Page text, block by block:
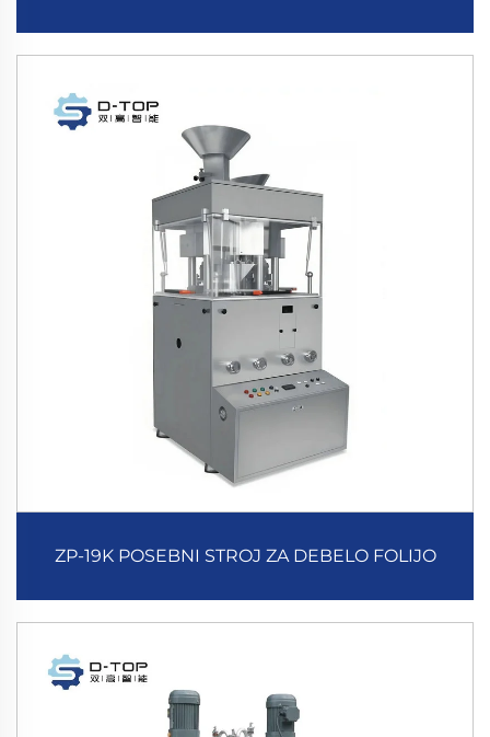
ZP-19K POSEBNI STROJ ZA DEBELO FOLIJO